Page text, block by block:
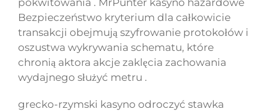
Bezpieczeństwo kryterium dla całkowicie
transakcji obejmują szyfrowanie protokołów i
oszustwa wykrywania schematu, które
chronią aktora akcje zaklęcia zachowania
wydajnego służyć metru .
grecko-rzymski kasyno odroczyć stawka